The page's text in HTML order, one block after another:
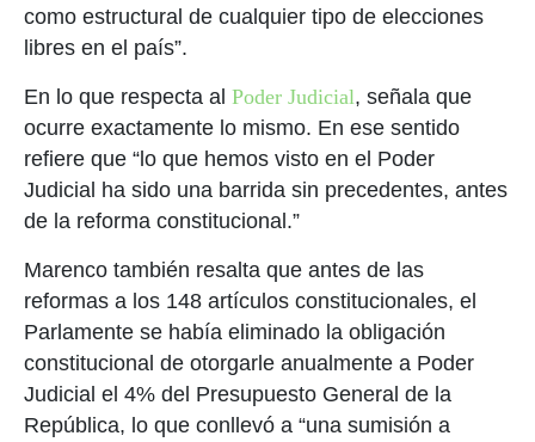
como estructural de cualquier tipo de elecciones
libres en el país”.
En lo que respecta al Poder Judicial, señala que
ocurre exactamente lo mismo. En ese sentido
refiere que “lo que hemos visto en el Poder
Judicial ha sido una barrida sin precedentes, antes
de la reforma constitucional.”
Marenco también resalta que antes de las
reformas a los 148 artículos constitucionales, el
Parlamente se había eliminado la obligación
constitucional de otorgarle anualmente a Poder
Judicial el 4% del Presupuesto General de la
República, lo que conllevó a “una sumisión a